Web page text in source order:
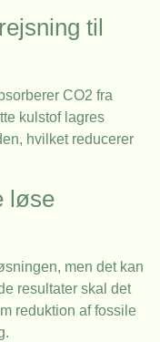
til
CO2 fra
kulstof lagres
hvilket reducerer
løse
men det kan
resultater skal det
reduktion af fossile